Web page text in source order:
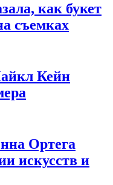
как букет
съемках
Кейн
Ортега
искусств и